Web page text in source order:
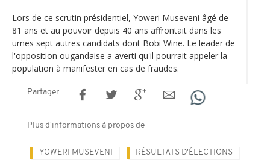
Lors de ce scrutin présidentiel, Yoweri Museveni âgé de
81 ans et au pouvoir depuis 40 ans affrontait dans les
urnes sept autres candidats dont Bobi Wine. Le leader de
l'opposition ougandaise a averti qu'il pourrait appeler la
population à manifester en cas de fraudes.
Partager
Plus d'informations à propos de
YOWERI MUSEVENI RÉSULTATS D'ÉLECTIONS